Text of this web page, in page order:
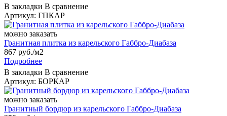
В закладки В сравнение
Артикул: ГПКАР
можно заказать
Гранитная плитка из карельского Габбро‑Диабаза
867 руб./м2
Подробнее
В закладки В сравнение
Артикул: БОРКАР
можно заказать
Гранитный бордюр из карельского Габбро‑Диабаза